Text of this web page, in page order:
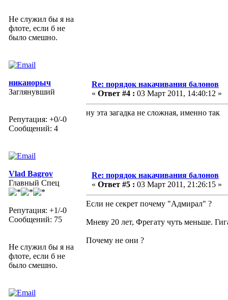
Не служил бы я на
флоте, если б не
было смешно.
никанорыч
Заглянувший
Репутация: +0/-0
Сообщений: 4
Re: порядок накачивания балонов
« Ответ #4 : 03 Март 2011, 14:40:12 »
ну эта загадка не сложная, именно так
Vlad Bagrov
Главный Спец
Репутация: +1/-0
Сообщений: 75
Не служил бы я на
флоте, если б не
было смешно.
Re: порядок накачивания балонов
« Ответ #5 : 03 Март 2011, 21:26:15 »
Если не секрет почему "Адмирал" ?
Мневу 20 лет, Фрегату чуть меньше.
Почему не они ?